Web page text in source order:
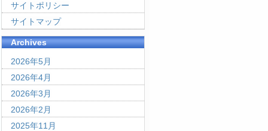
サイトポリシー
サイトマップ
Archives
2026年5月
2026年4月
2026年3月
2026年2月
2025年11月